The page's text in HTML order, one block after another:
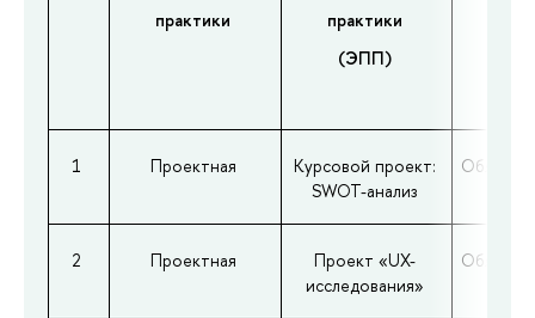
практики
практики
(ЭПП)
1 Проектная
Курсовой проект:
SWOT-анализ
2 Проектная
Проект «UX-
исследования»